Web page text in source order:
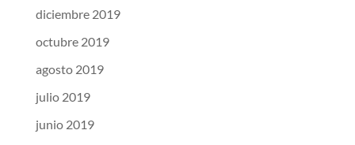
diciembre 2019
octubre 2019
agosto 2019
julio 2019
junio 2019